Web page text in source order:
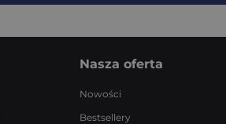
Nasza oferta
Nowości
Bestsellery